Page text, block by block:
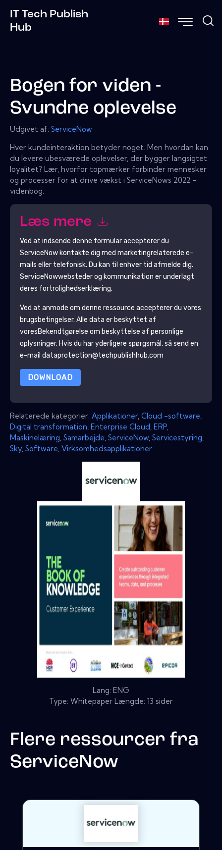
IT Tech Publish
Hub
Bogen for viden -
Svundne oplevelse
Udgivet af: ServiceNow
Hver kundeinteraktion betyder noget. Men hvordan kan
du levere ubesværede oplevelser, der bygger langsigtet
loyalitet? Lær, hvorfor topmærker forbinder mennesker
og processer for at drive vækst i ServiceNows 2022 -
videnbog.
Læs mere
Ved at indsende denne formular accepterer du
ServiceNowkontakte dig med marketingrelaterede e-
mails eller telefonisk. Du kan til enhver tid afmelde dig.
ServiceNowwebsteder og kommunikation er underlagt
deres fortrolighedserklæring.
Ved at anmode om denne ressource accepterer du vores
brugsbetingelser. Alle data er beskyttet af
voresBekendtgørelse om beskyttelse af personlige
oplysninger. Hvis du har yderligere spørgsmål, så send en
e-mail dataprotection@techpublishhub.com
DOWNLOAD
Relaterede kategorier: Applikationer, Cloud -software
Digital transformation Enterprise Cloud ERP
Maskinelæring Samarbejde ServiceNow Servicestyring
Sky Software Virksomhedsapplikationer
Lang: ENG
Type: Whitepaper Længde: 13 sider
Flere ressourcer fra
ServiceNow